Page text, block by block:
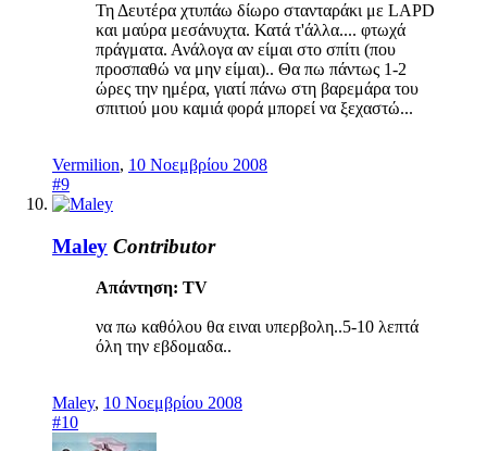
Τη Δευτέρα χτυπάω δίωρο στανταράκι με LAPD
και μαύρα μεσάνυχτα. Κατά τ'άλλα.... φτωχά
πράγματα. Ανάλογα αν είμαι στο σπίτι (που
προσπαθώ να μην είμαι).. Θα πω πάντως 1-2
ώρες την ημέρα, γιατί πάνω στη βαρεμάρα του
σπιτιού μου καμιά φορά μπορεί να ξεχαστώ...
Vermilion, 10 Νοεμβρίου 2008
#9
Maley Contributor
Απάντηση: TV
να πω καθόλου θα ειναι υπερβολη..5-10 λεπτά
όλη την εβδομαδα..
Maley, 10 Νοεμβρίου 2008
#10